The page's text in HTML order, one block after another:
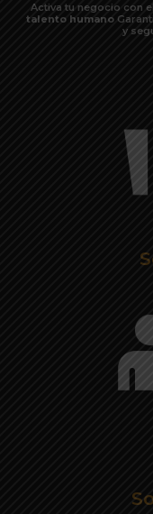
Activa tu negocio con el
talento humano
y